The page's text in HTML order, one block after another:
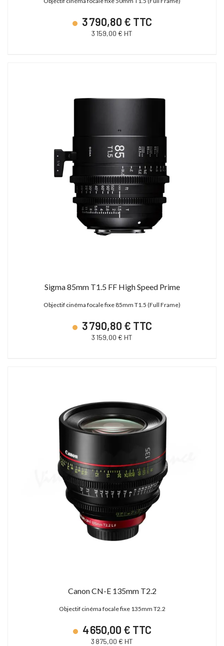
3 790,80 € TTC
3 159,00 € HT
Sigma 85mm T1.5 FF High Speed Prime
Objectif cinéma focale fixe 85mm T1.5 (Full Frame)
3 790,80 € TTC
3 159,00 € HT
Canon CN-E 135mm T2.2
Objectif cinéma focale fixe 135mm T2.2
4 650,00 € TTC
3 875,00 € HT